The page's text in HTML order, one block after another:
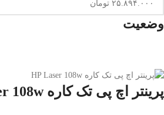
وضعیت
پرینتر اچ پی تک کاره HP Laser 108w